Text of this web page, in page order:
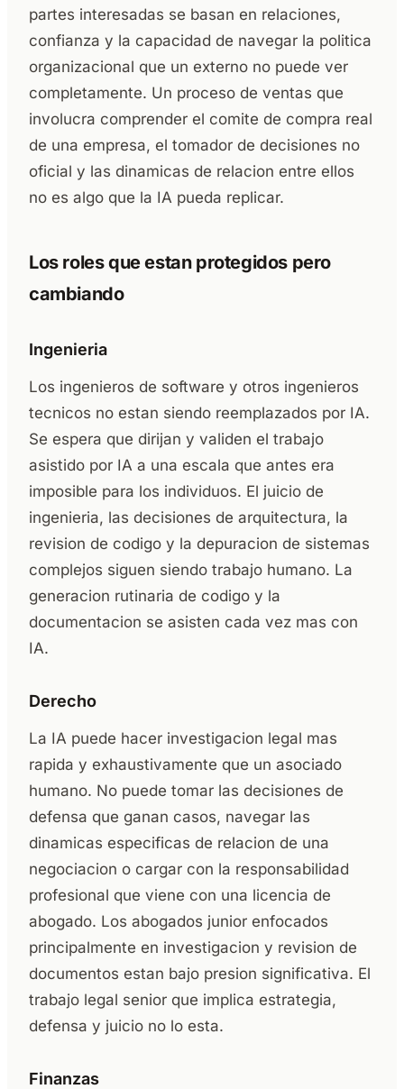
partes interesadas se basan en relaciones,
confianza y la capacidad de navegar la politica
organizacional que un externo no puede ver
completamente. Un proceso de ventas que
involucra comprender el comite de compra real
de una empresa, el tomador de decisiones no
oficial y las dinamicas de relacion entre ellos
no es algo que la IA pueda replicar.
Los roles que estan protegidos pero
cambiando
Ingenieria
Los ingenieros de software y otros ingenieros
tecnicos no estan siendo reemplazados por IA.
Se espera que dirijan y validen el trabajo
asistido por IA a una escala que antes era
imposible para los individuos. El juicio de
ingenieria, las decisiones de arquitectura, la
revision de codigo y la depuracion de sistemas
complejos siguen siendo trabajo humano. La
generacion rutinaria de codigo y la
documentacion se asisten cada vez mas con
IA.
Derecho
La IA puede hacer investigacion legal mas
rapida y exhaustivamente que un asociado
humano. No puede tomar las decisiones de
defensa que ganan casos, navegar las
dinamicas especificas de relacion de una
negociacion o cargar con la responsabilidad
profesional que viene con una licencia de
abogado. Los abogados junior enfocados
principalmente en investigacion y revision de
documentos estan bajo presion significativa. El
trabajo legal senior que implica estrategia,
defensa y juicio no lo esta.
Finanzas